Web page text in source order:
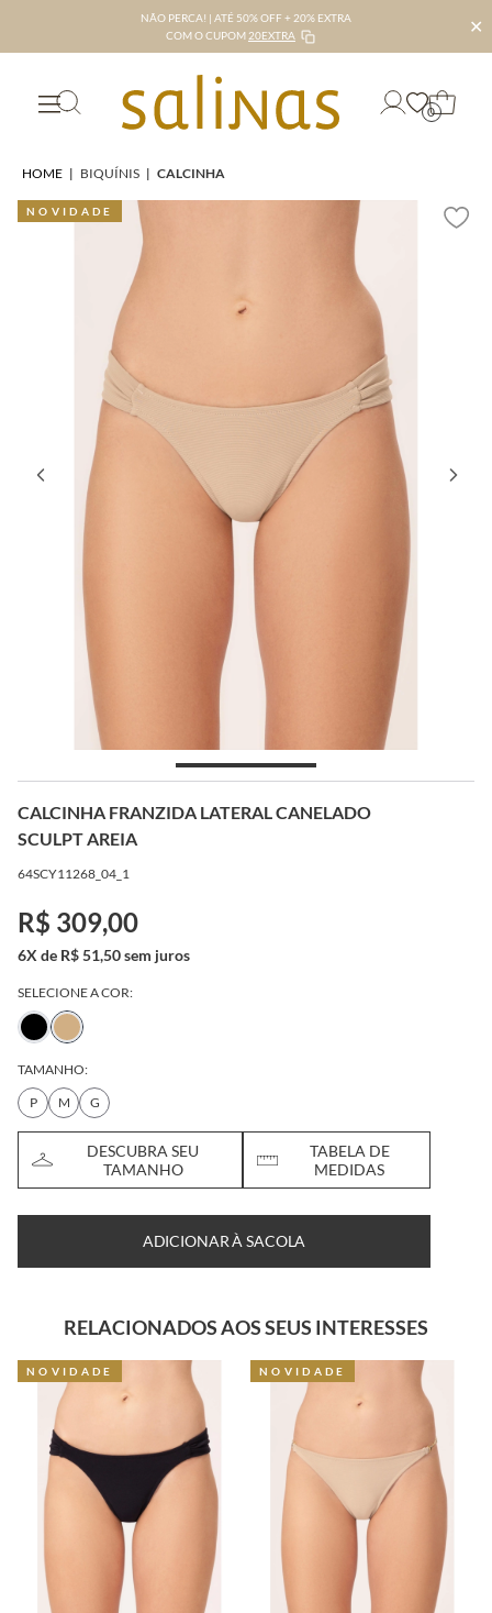
NÃO PERCA! | ATÉ 50% OFF + 20% EXTRA
COM O CUPOM 20EXTRA ✕
0
HOME | BIQUÍNIS | CALCINHA
NOVIDADE
CALCINHA FRANZIDA LATERAL CANELADO
SCULPT AREIA
64SCY11268_04_1
R$ 309,00
6X de R$ 51,50 sem juros
SELECIONE A COR:
TAMANHO:
P
M G
DESCUBRA SEU
TAMANHO
TABELA DE
MEDIDAS
ADICIONAR À SACOLA
RELACIONADOS AOS SEUS INTERESSES
NOVIDADE NOVIDADE